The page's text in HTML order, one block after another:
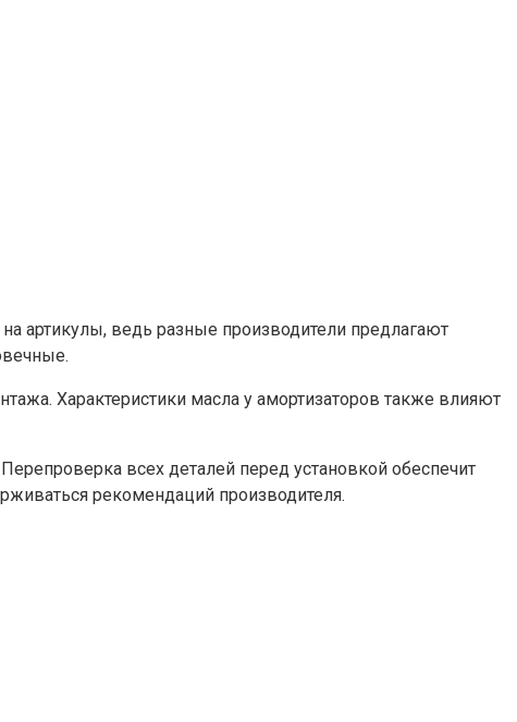
артикулы, ведь разные производители предлагают
Характеристики масла у амортизаторов также влияют
всех деталей перед установкой обеспечит
рекомендаций производителя.